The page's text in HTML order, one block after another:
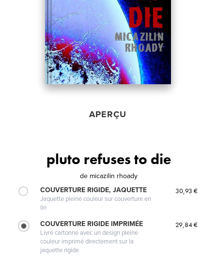
APERÇU
pluto refuses to die
de micazilin rhoady
COUVERTURE RIGIDE, JAQUETTE
Jaquette pleine couleur sur couverture en
lin
30,93 €
COUVERTURE RIGIDE IMPRIMÉE
Livre cartonné avec un design pleine
couleur imprimé directement sur la
jaquette rigide
29,84 €